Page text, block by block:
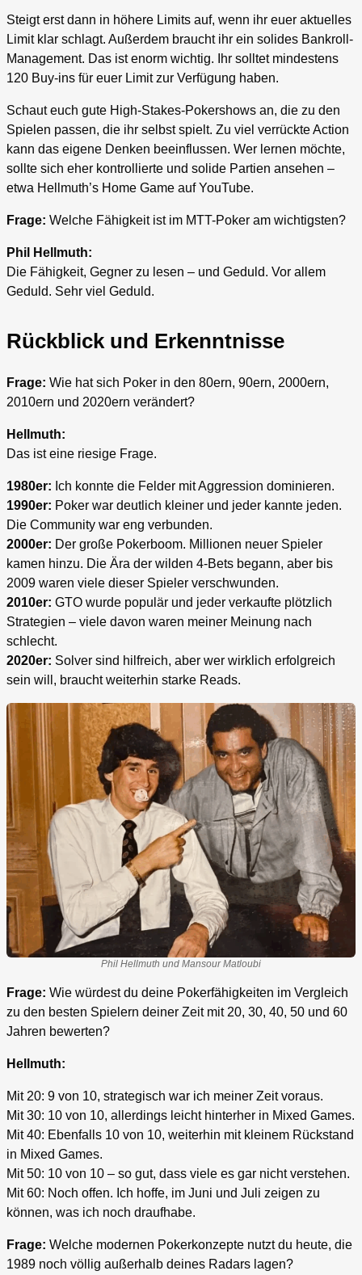
Steigt erst dann in höhere Limits auf, wenn ihr euer aktuelles
Limit klar schlagt. Außerdem braucht ihr ein solides Bankroll-
Management. Das ist enorm wichtig. Ihr solltet mindestens
120 Buy-ins für euer Limit zur Verfügung haben.
Schaut euch gute High-Stakes-Pokershows an, die zu den
Spielen passen, die ihr selbst spielt. Zu viel verrückte Action
kann das eigene Denken beeinflussen. Wer lernen möchte,
sollte sich eher kontrollierte und solide Partien ansehen –
etwa Hellmuth’s Home Game auf YouTube.
Frage: Welche Fähigkeit ist im MTT-Poker am wichtigsten?
Phil Hellmuth:
Die Fähigkeit, Gegner zu lesen – und Geduld. Vor allem
Geduld. Sehr viel Geduld.
Rückblick und Erkenntnisse
Frage: Wie hat sich Poker in den 80ern, 90ern, 2000ern,
2010ern und 2020ern verändert?
Hellmuth:
Das ist eine riesige Frage.
1980er: Ich konnte die Felder mit Aggression dominieren.
1990er: Poker war deutlich kleiner und jeder kannte jeden.
Die Community war eng verbunden.
2000er: Der große Pokerboom. Millionen neuer Spieler
kamen hinzu. Die Ära der wilden 4-Bets begann, aber bis
2009 waren viele dieser Spieler verschwunden.
2010er: GTO wurde populär und jeder verkaufte plötzlich
Strategien – viele davon waren meiner Meinung nach
schlecht.
2020er: Solver sind hilfreich, aber wer wirklich erfolgreich
sein will, braucht weiterhin starke Reads.
Phil Hellmuth und Mansour Matloubi
Frage: Wie würdest du deine Pokerfähigkeiten im Vergleich
zu den besten Spielern deiner Zeit mit 20, 30, 40, 50 und 60
Jahren bewerten?
Hellmuth:
Mit 20: 9 von 10, strategisch war ich meiner Zeit voraus.
Mit 30: 10 von 10, allerdings leicht hinterher in Mixed Games.
Mit 40: Ebenfalls 10 von 10, weiterhin mit kleinem Rückstand
in Mixed Games.
Mit 50: 10 von 10 – so gut, dass viele es gar nicht verstehen.
Mit 60: Noch offen. Ich hoffe, im Juni und Juli zeigen zu
können, was ich noch draufhabe.
Frage: Welche modernen Pokerkonzepte nutzt du heute, die
1989 noch völlig außerhalb deines Radars lagen?